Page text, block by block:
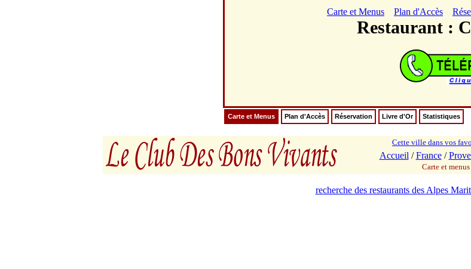
Carte et Menus Plan d'Accès
Restaurant :
Carte et Menus Plan d'Accès Réservation Livre d'Or Statistiques
Cette ville dans vos
Accueil /France/
Carte et
recherche des restaurants des Alpes